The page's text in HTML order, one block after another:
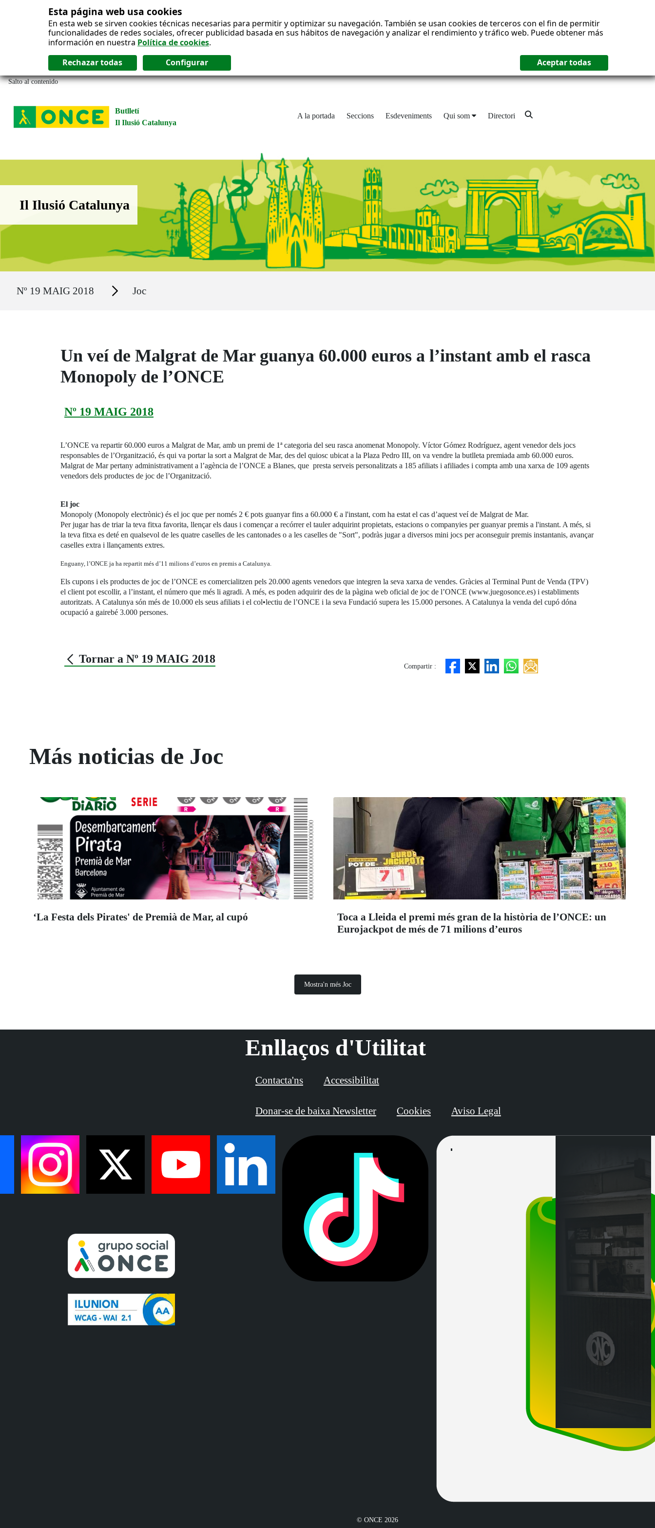
Esta página web usa cookies
En esta web se sirven cookies técnicas necesarias para permitir y optimizar su navegación. También se usan cookies de terceros con el fin de permitir
funcionalidades de redes sociales, ofrecer publicidad basada en sus hábitos de navegación y analizar el rendimiento y tráfico web. Puede obtener más
información en nuestra Política de cookies.
Salto al contenido
Butlletí
Il Ilusió Catalunya
A la portada Seccions Esdeveniments Qui som Directori
Boletín Il·lusió Catalunya
Il Ilusió Catalunya
Nº 19 MAIG 2018 Secciones Joc
Un veí de Malgrat de Mar guanya 60.000 euros a l’instant amb el rasca
Monopoly de l’ONCE
Nº 19 MAIG 2018
L’ONCE va repartir 60.000 euros a Malgrat de Mar, amb un premi de 1ª categoria del seu rasca anomenat Monopoly. Víctor Gómez Rodríguez, agent venedor dels jocs
responsables de l’Organització, és qui va portar la sort a Malgrat de Mar, des del quiosc ubicat a la Plaza Pedro III, on va vendre la butlleta premiada amb 60.000 euros.
Malgrat de Mar pertany administrativament a l’agència de l’ONCE a Blanes, que presta serveis personalitzats a 185 afiliats i afiliades i compta amb una xarxa de 109 agents
venedors dels productes de joc de l’Organització.
El joc
Monopoly (Monopoly electrònic) és el joc que per només 2 € pots guanyar fins a 60.000 € a l'instant, com ha estat el cas d’aquest veí de Malgrat de Mar.
Per jugar has de triar la teva fitxa favorita, llençar els daus i començar a recórrer el tauler adquirint propietats, estacions o companyies per guanyar premis a l'instant. A més, si
la teva fitxa es deté en qualsevol de les quatre caselles de les cantonades o a les caselles de "Sort", podràs jugar a diversos mini jocs per aconseguir premis instantanis, avançar
caselles extra i llançaments extres.
Enguany, l’ONCE ja ha repartit més d’11 milions d’euros en premis a Catalunya.
Els cupons i els productes de joc de l’ONCE es comercialitzen pels 20.000 agents venedors que integren la seva xarxa de vendes. Gràcies al Terminal Punt de Venda (TPV)
el client pot escollir, a l’instant, el número que més li agradi. A més, es poden adquirir des de la pàgina web oficial de joc de l’ONCE (www.juegosonce.es) i establiments
autoritzats. A Catalunya són més de 10.000 els seus afiliats i el col•lectiu de l’ONCE i la seva Fundació supera les 15.000 persones. A Catalunya la venda del cupó dóna
ocupació a gairebé 3.000 persones.
Tornar a Nº 19 MAIG 2018
Compartir :
Más noticias de Joc
‘La Festa dels Pirates' de Premià de Mar, al cupó
Toca a Lleida el premi més gran de la història de l’ONCE: un
Eurojackpot de més de 71 milions d’euros
Mostra'n més Joc
Enllaços d'Utilitat
Contacta'ns Accessibilitat
Donar-se de baixa Newsletter Cookies Aviso Legal
© ONCE 2026